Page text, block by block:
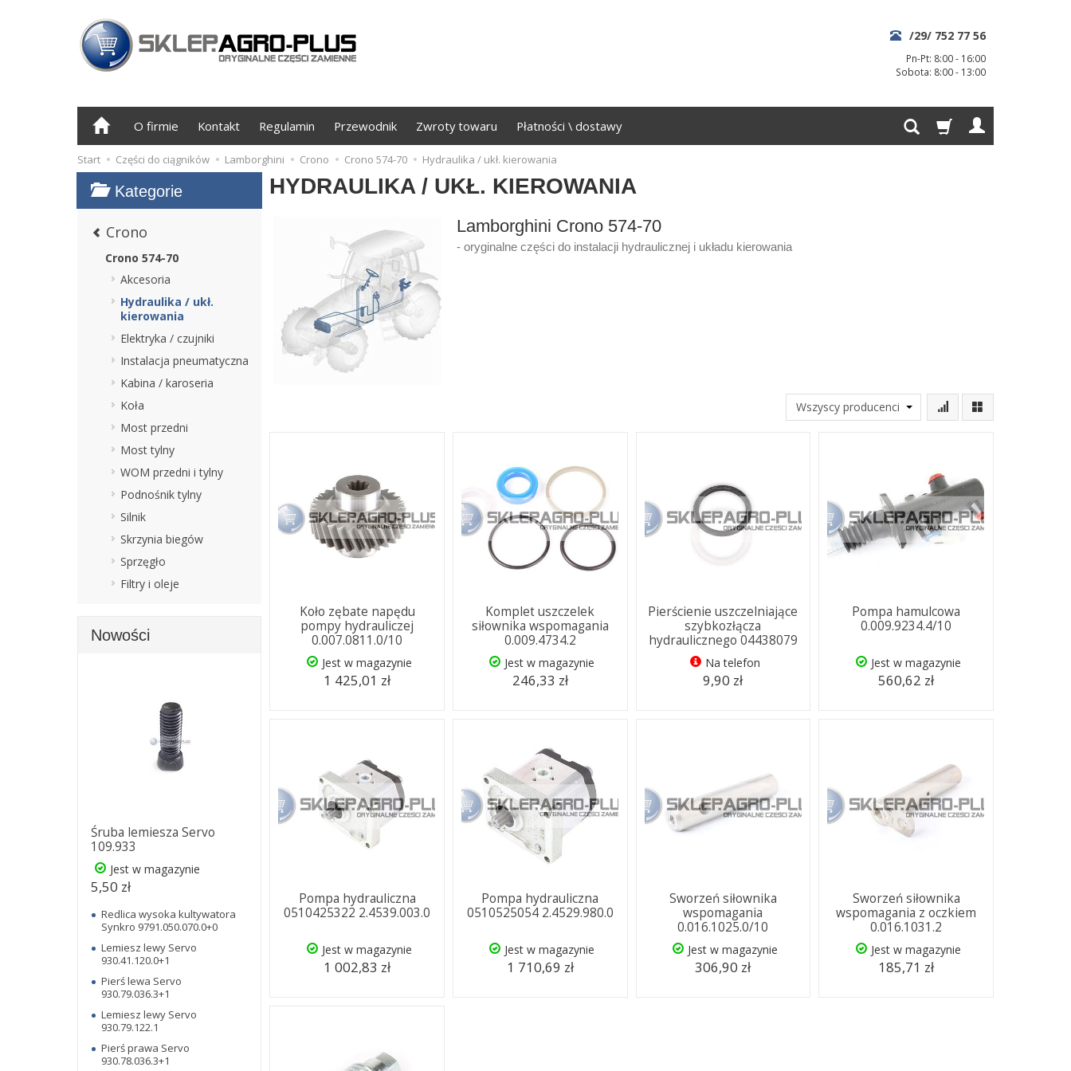
/29/ 752 77 56
Pn-Pt: 8:00 - 16:00
Sobota: 8:00 - 13:00
O firmie Kontakt Regulamin Przewodnik Zwroty towaru Płatności \ dostawy
Start Części do ciągników Lamborghini Crono Crono 574-70 Hydraulika / ukł. kierowania
HYDRAULIKA / UKŁ. KIEROWANIA
Lamborghini Crono 574-70
- oryginalne części do instalacji hydraulicznej i układu kierowania
Koło zębate napędu
pompy hydrauliczej
0.007.0811.0/10
Jest w magazynie
1 425,01 zł
Komplet uszczelek
siłownika wspomagania
0.009.4734.2
Jest w magazynie
246,33 zł
Pierścienie uszczelniające
szybkozłącza
hydraulicznego 04438079
Na telefon
9,90 zł
Pompa hamulcowa
0.009.9234.4/10
Jest w magazynie
560,62 zł
Pompa hydrauliczna
0510425322 2.4539.003.0
Jest w magazynie
1 002,83 zł
Pompa hydrauliczna
0510525054 2.4529.980.0
Jest w magazynie
1 710,69 zł
Sworzeń siłownika
wspomagania
0.016.1025.0/10
Jest w magazynie
306,90 zł
Sworzeń siłownika
wspomagania z oczkiem
0.016.1031.2
Jest w magazynie
185,71 zł
Kategorie
Crono
Crono 574-70
Akcesoria
Hydraulika / ukł.
kierowania
Elektryka / czujniki
Instalacja pneumatyczna
Kabina / karoseria
Koła
Most przedni
Most tylny
WOM przedni i tylny
Podnośnik tylny
Silnik
Skrzynia biegów
Sprzęgło
Filtry i oleje
Nowości
Śruba lemiesza Servo
109.933
Jest w magazynie
5,50 zł
Redlica wysoka kultywatora
Synkro 9791.050.070.0+0
Lemiesz lewy Servo
930.41.120.0+1
Pierś lewa Servo
930.79.036.3+1
Lemiesz lewy Servo
930.79.122.1
Pierś prawa Servo
930.78.036.3+1